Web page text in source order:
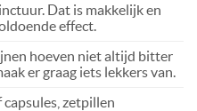
Dat is makkelijk en
effect.
hoeven niet altijd bitter
er graag iets lekkers van.
zetpillen